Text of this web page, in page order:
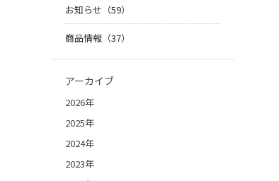
お知らせ（59）
商品情報（37）
アーカイブ
2026年
2025年
2024年
2023年